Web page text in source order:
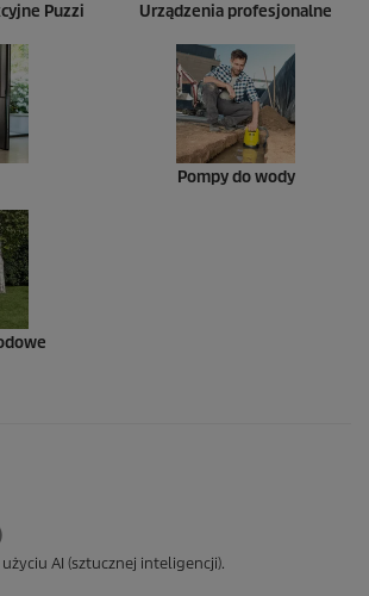
Puzzi Urządzenia profesjonalne
Pompy do wody
AI (sztucznej inteligencji).